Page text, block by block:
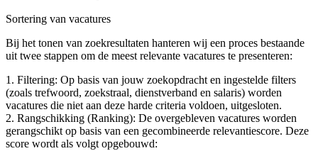
Sortering van vacatures
Bij het tonen van zoekresultaten hanteren wij een proces bestaande
uit twee stappen om de meest relevante vacatures te presenteren:
1. Filtering: Op basis van jouw zoekopdracht en ingestelde filters
(zoals trefwoord, zoekstraal, dienstverband en salaris) worden
vacatures die niet aan deze harde criteria voldoen, uitgesloten.
2. Rangschikking (Ranking): De overgebleven vacatures worden
gerangschikt op basis van een gecombineerde relevantiescore. Deze
score wordt als volgt opgebouwd: